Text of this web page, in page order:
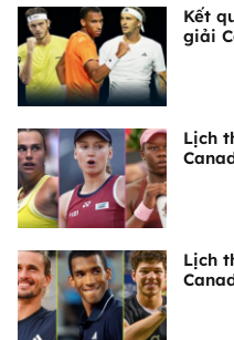
Kết
giải
Lịch
Lịch